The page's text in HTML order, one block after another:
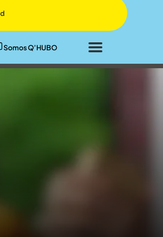
Somos Q’HUBO
Cerrar